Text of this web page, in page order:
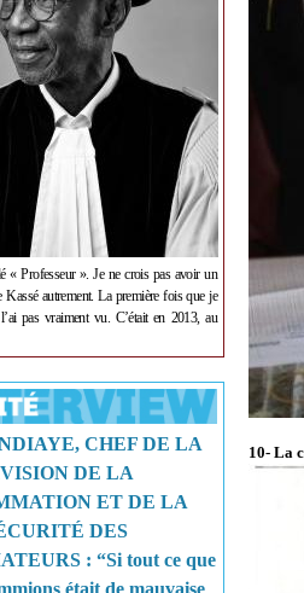
« Professeur ». Je ne crois pas avoir un
Kassé autrement. La première fois que je
pas vraiment vu. C’était en 2013, au
CHEF DE LA
DE LA
ET DE LA
DES
: “Si tout ce que
10- La